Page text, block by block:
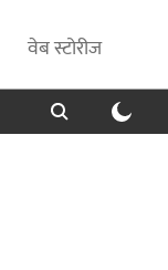
वेब स्टोरीज